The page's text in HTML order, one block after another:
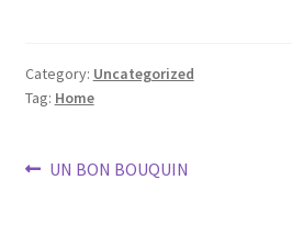
Category: Uncategorized
Tag: Home
Post
Previous
UN BON BOUQUIN